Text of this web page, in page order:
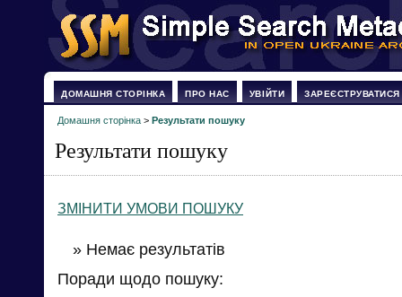
ДОМАШНЯ СТОРІНКА ПРО НАС УВІЙТИ ЗАРЕЄСТРУВАТИСЯ
Домашня сторінка > Результати пошуку
Результати пошуку
ЗМІНИТИ УМОВИ ПОШУКУ
» Немає результатів
Поради щодо пошуку: